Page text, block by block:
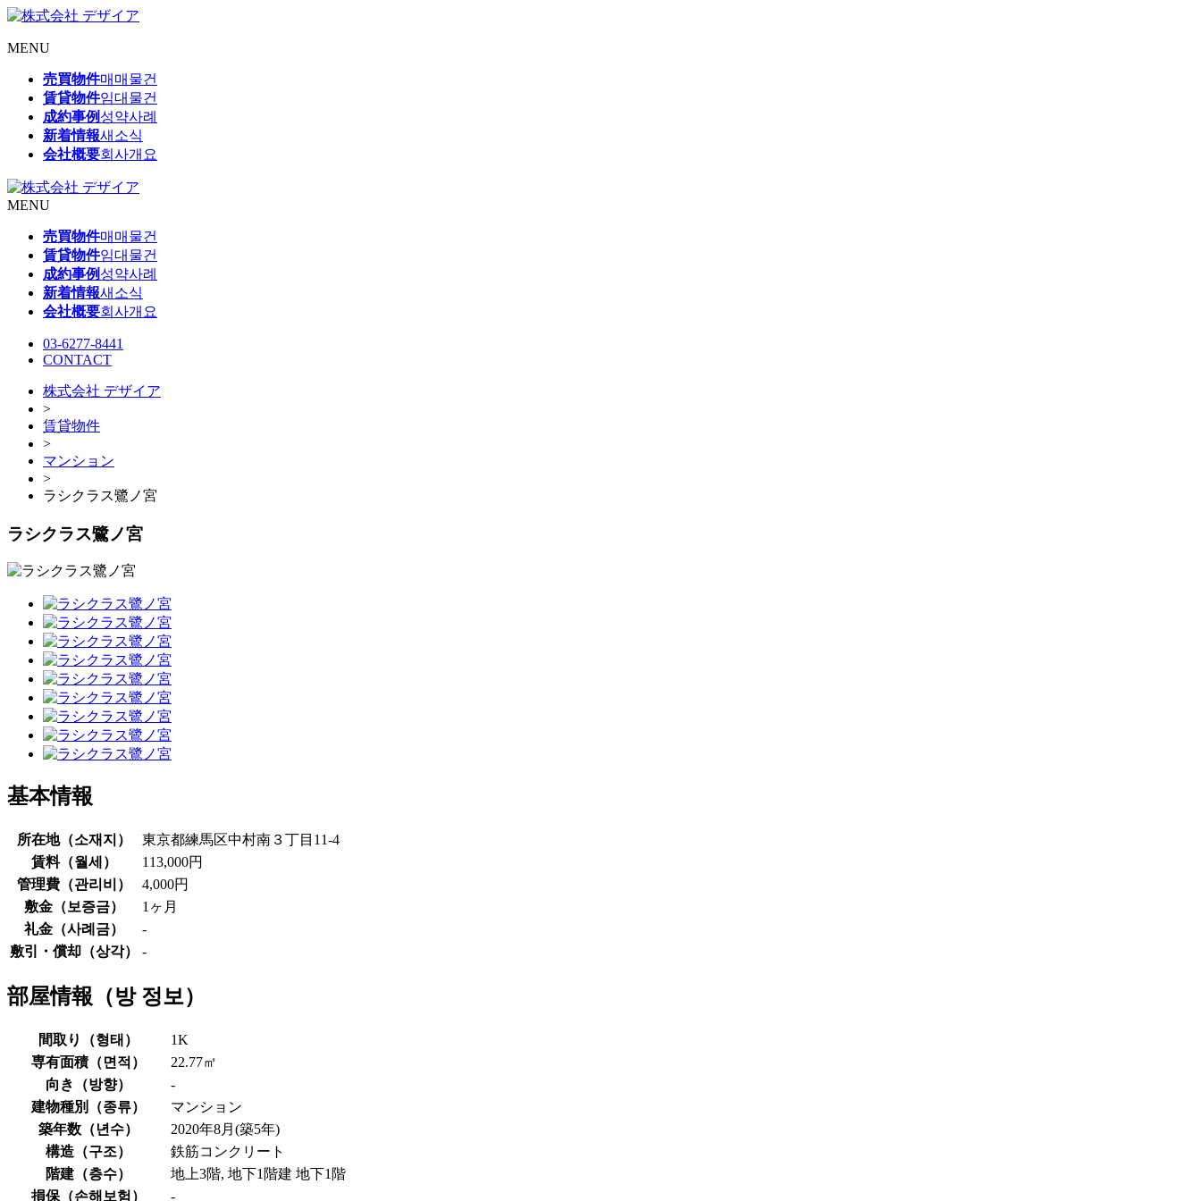
MENU
売買物件매매물건
賃貸物件임대물건
成約事例 성약사례
新着情報새소식
会社概要회사개요
MENU
売買物件매매물건
賃貸物件임대물건
成約事例 성약사례
新着情報새소식
会社概要회사개요
03-6277-8441
CONTACT
株式会社 デザイア
>
賃貸物件
>
マンション
>
ラシクラス鷺ノ宮
ラシクラス鷺ノ宮
基本情報
所在地（소재지 ）
東京都練馬区中村南３丁目11-4
賃料（월세 ）
113,000円
管理費（관리비 ）
4,000円
敷金（보증금）
1ヶ月
礼金（사례금）
-
敷引・償却（상각） -
部屋情報（방 정보）
間取り（형태 ）
1K
専有面積（면적 ）
22.77㎡
向き（방향）
-
建物種別（종류）
マンション
築年数（년수）
2020年8月(築5年)
構造（구조）
鉄筋コンクリート
階建（층수）
地上3階, 地下1階建 地下1階
損保（손해보험 ） -